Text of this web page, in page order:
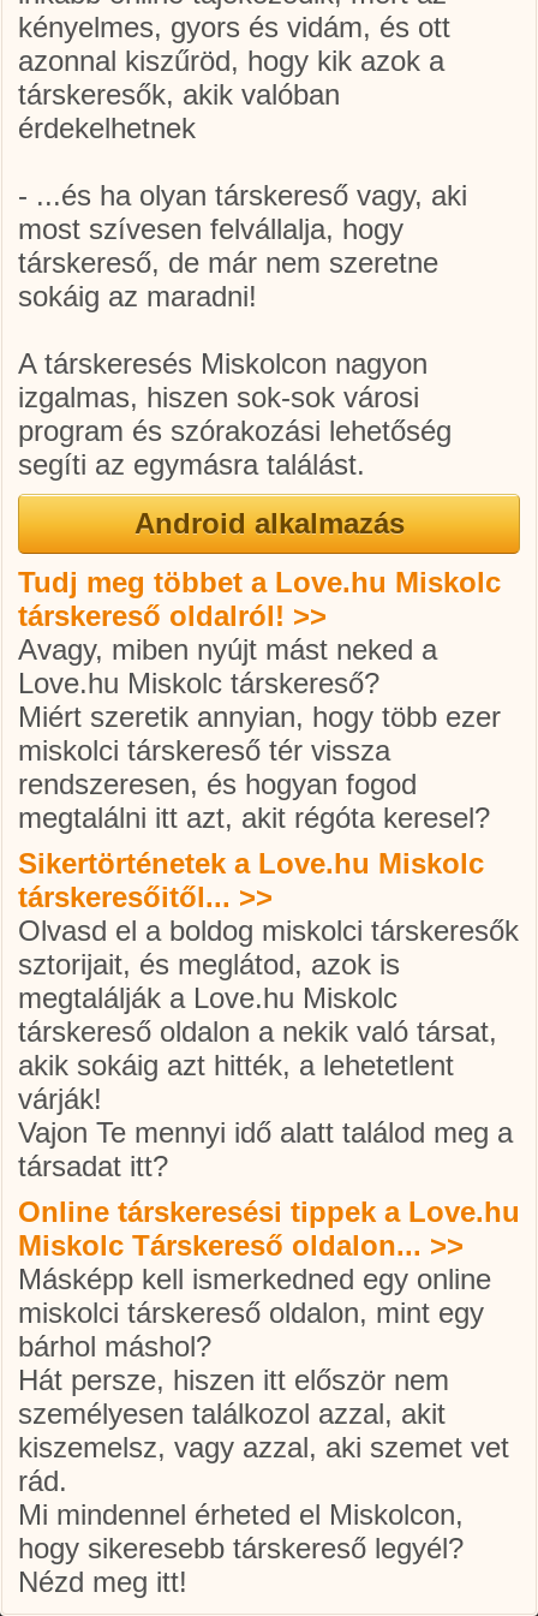
kényelmes, gyors és vidám, és ott
azonnal kiszűröd, hogy kik azok a
társkeresők, akik valóban
érdekelhetnek
- ...és ha olyan társkereső vagy, aki
most szívesen felvállalja, hogy
társkereső, de már nem szeretne
sokáig az maradni!
A társkeresés Miskolcon nagyon
izgalmas, hiszen sok-sok városi
program és szórakozási lehetőség
segíti az egymásra találást.
Tudj meg többet a Love.hu Miskolc
társkereső oldalról! >>
Avagy, miben nyújt mást neked a
Love.hu Miskolc társkereső?
Miért szeretik annyian, hogy több ezer
miskolci társkereső tér vissza
rendszeresen, és hogyan fogod
megtalálni itt azt, akit régóta keresel?
Sikertörténetek a Love.hu Miskolc
társkeresőitől... >>
Olvasd el a boldog miskolci társkeresők
sztorijait, és meglátod, azok is
megtalálják a Love.hu Miskolc
társkereső oldalon a nekik való társat,
akik sokáig azt hitték, a lehetetlent
várják!
Vajon Te mennyi idő alatt találod meg a
társadat itt?
Online társkeresési tippek a Love.hu
Miskolc Társkereső oldalon... >>
Másképp kell ismerkedned egy online
miskolci társkereső oldalon, mint egy
bárhol máshol?
Hát persze, hiszen itt először nem
személyesen találkozol azzal, akit
kiszemelsz, vagy azzal, aki szemet vet
rád.
Mi mindennel érheted el Miskolcon,
hogy sikeresebb társkereső legyél?
Nézd meg itt!